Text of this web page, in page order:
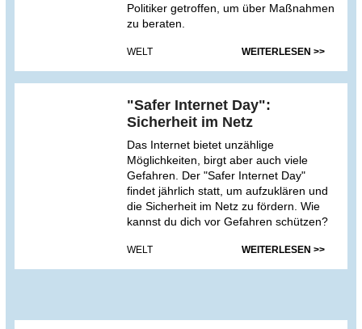
Politiker getroffen, um über Maßnahmen
zu beraten.
WELT WEITERLESEN >>
"Safer Internet Day":
Sicherheit im Netz
Das Internet bietet unzählige
Möglichkeiten, birgt aber auch viele
Gefahren. Der "Safer Internet Day"
findet jährlich statt, um aufzuklären und
die Sicherheit im Netz zu fördern. Wie
kannst du dich vor Gefahren schützen?
WELT WEITERLESEN >>